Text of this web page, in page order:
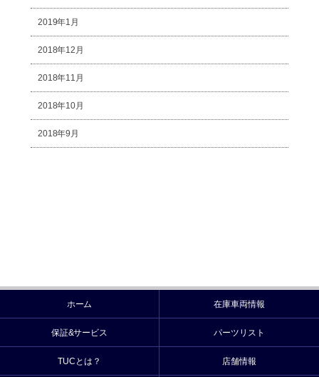
2019年1月
2018年12月
2018年11月
2018年10月
2018年9月
ホーム 在庫車両情報
保証&サービス パーツリスト
TUCとは？ 店舗情報